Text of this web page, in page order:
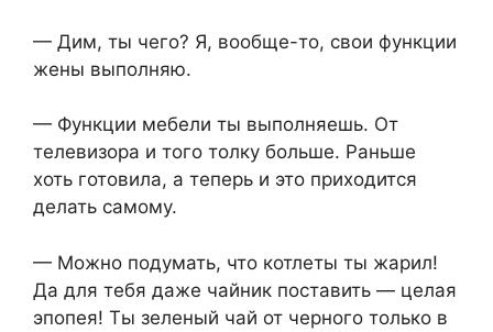
— Дим, ты чего? Я, вообще-то, свои функции
жены выполняю.
— Функции мебели ты выполняешь. От
телевизора и того толку больше. Раньше
хоть готовила, а теперь и это приходится
делать самому.
— Можно подумать, что котлеты ты жарил!
Да для тебя даже чайник поставить — целая
эпопея! Ты зеленый чай от черного только в